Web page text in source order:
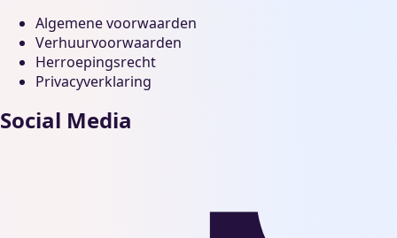
Algemene voorwaarden
Verhuurvoorwaarden
Herroepingsrecht
Privacyverklaring
Social Media